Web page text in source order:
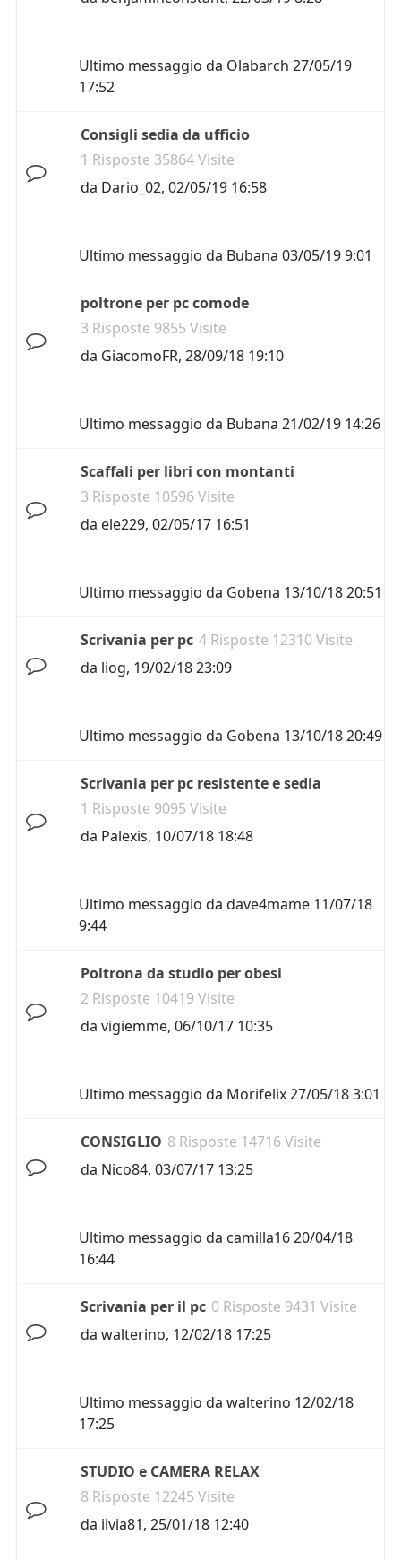
Ultimo messaggio da Olabarch 27/05/19
17:52
Consigli sedia da ufficio
1 Risposte 35864 Visite
da Dario_02, 02/05/19 16:58
Ultimo messaggio da Bubana 03/05/19 9:01
poltrone per pc comode
3 Risposte 9855 Visite
da GiacomoFR, 28/09/18 19:10
Ultimo messaggio da Bubana 21/02/19 14:26
Scaffali per libri con montanti
3 Risposte 10596 Visite
da ele229, 02/05/17 16:51
Ultimo messaggio da Gobena 13/10/18 20:51
Scrivania per pc 4 Risposte 12310 Visite
da liog, 19/02/18 23:09
Ultimo messaggio da Gobena 13/10/18 20:49
Scrivania per pc resistente e sedia
1 Risposte 9095 Visite
da Palexis, 10/07/18 18:48
Ultimo messaggio da dave4mame 11/07/18
9:44
Poltrona da studio per obesi
2 Risposte 10419 Visite
da vigiemme, 06/10/17 10:35
Ultimo messaggio da Morifelix27/05/18 3:01
CONSIGLIO 8 Risposte 14716 Visite
da Nico84, 03/07/17 13:25
Ultimo messaggio da camilla1620/04/18
16:44
Scrivania per il pc 0 Risposte 9431 Visite
da walterino, 12/02/18 17:25
Ultimo messaggio da walterino 12/02/18
17:25
STUDIO e CAMERA RELAX
8 Risposte 12245 Visite
da ilvia81, 25/01/18 12:40